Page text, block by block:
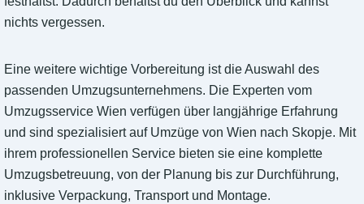
nichts vergessen.
Eine weitere wichtige Vorbereitung ist die Auswahl des
passenden Umzugsunternehmens. Die Experten vom
Umzugsservice Wien verfügen über langjährige Erfahrung
und sind spezialisiert auf Umzüge von Wien nach Skopje. Mit
ihrem professionellen Service bieten sie eine komplette
Umzugsbetreuung, von der Planung bis zur Durchführung,
inklusive Verpackung, Transport und Montage.